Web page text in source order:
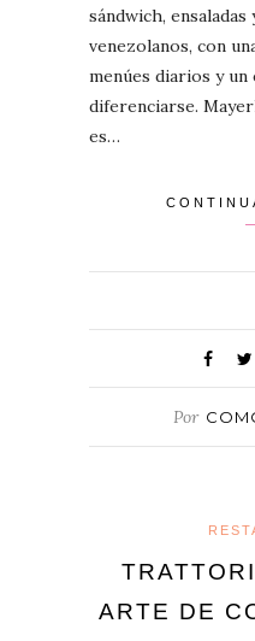
sándwich,
venezolanos, con
menúes diarios y
diferenciarse.
es…
Por
ARTE DE